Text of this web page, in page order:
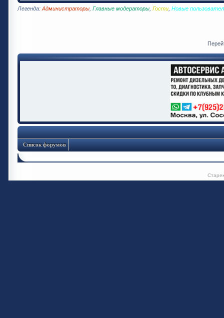
Легенда: Администраторы Главные модераторы Гости Новые
Список форумов